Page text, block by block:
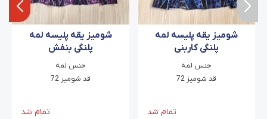
شومیز یقه پلیسه لمه
پلنگی کاربنی
جنس لمه
قد شومیز 72
تمام شد
شومیز یقه پلیسه لمه
پلنگی بنفش
جنس لمه
قد شومیز 72
تمام شد